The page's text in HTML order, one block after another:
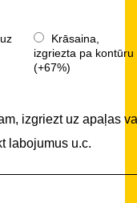
Krāsaina,
izgriezta pa kontūru
(+67%)
izgriezt uz apaļas
labojumus u.c.